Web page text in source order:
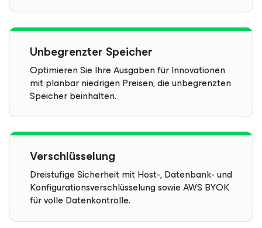
Unbegrenzter Speicher
Optimieren Sie Ihre Ausgaben für Innovationen
mit planbar niedrigen Preisen, die unbegrenzten
Speicher beinhalten.
Verschlüsselung
Dreistufige Sicherheit mit Host-, Datenbank- und
Konfigurationsverschlüsselung sowie AWS BYOK
für volle Datenkontrolle.